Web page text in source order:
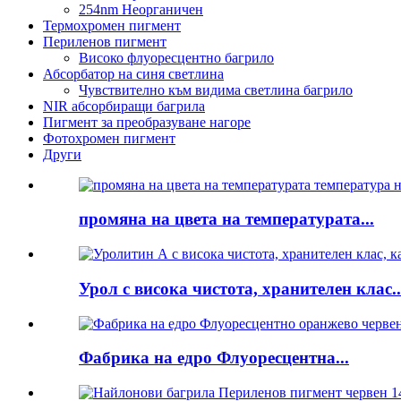
254nm Неорганичен
Термохромен пигмент
Периленов пигмент
Високо флуоресцентно багрило
Абсорбатор на синя светлина
Чувствително към видима светлина багрило
NIR абсорбиращи багрила
Пигмент за преобразуване нагоре
Фотохромен пигмент
Други
промяна на цвета на температурата...
Урол с висока чистота, хранителен
Фабрика на едро Флуоресцентна...